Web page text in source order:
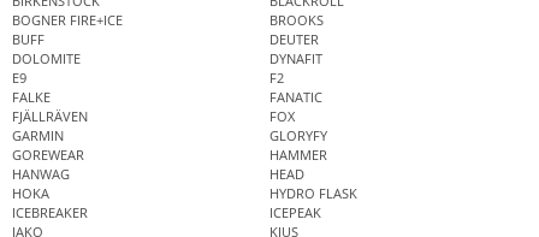
BOGNER FIRE+ICE
BROOKS
BUFF
DEUTER
DOLOMITE
DYNAFIT
E9
F2
FALKE
FANATIC
FJÄLLRÄVEN
FOX
GARMIN
GLORYFY
GOREWEAR
HAMMER
HANWAG
HEAD
HOKA
HYDRO FLASK
ICEBREAKER
ICEPEAK
JAKO
KJUS